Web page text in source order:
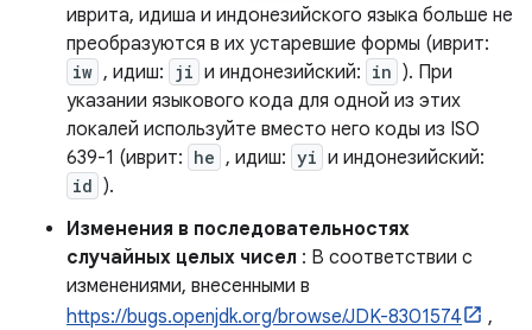
иврита, идиша и индонезийского языка больше не
преобразуются в их устаревшие формы (иврит:
iw , идиш: ji и индонезийский: in ). При
указании языкового кода для одной из этих
локалей используйте вместо него коды из ISO
639-1 (иврит: he , идиш: yi и индонезийский:
id ).
Изменения в последовательностях
случайных целых чисел : В соответствии с
изменениями, внесенными в
https://bugs.openjdk.org/browse/JDK-8301574
,